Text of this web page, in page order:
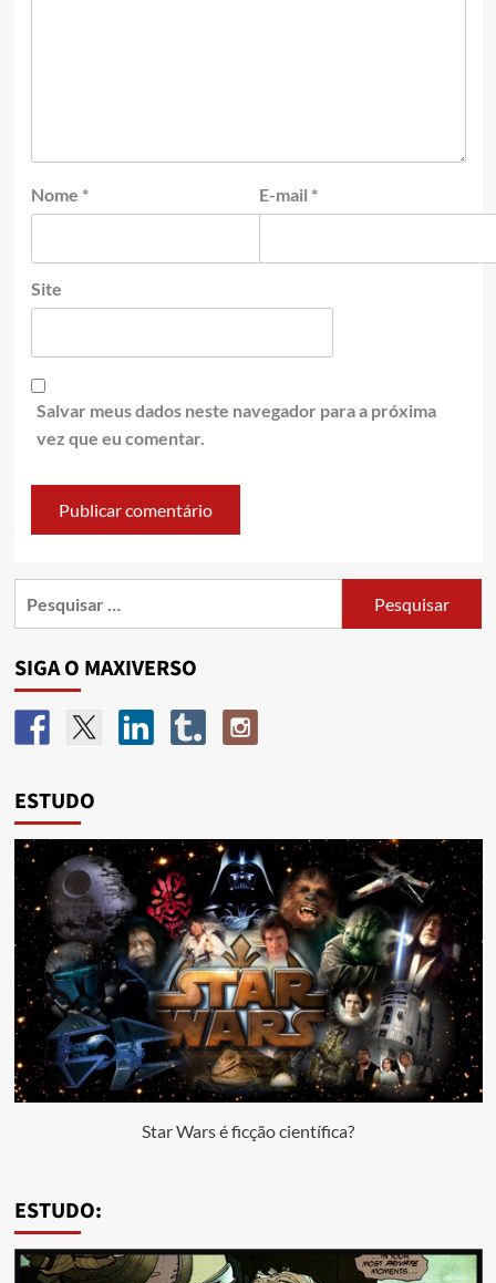
Nome * E-mail *
Site
Salvar meus dados neste navegador para a próxima
vez que eu comentar.
SIGA O MAXIVERSO
ESTUDO
Star Wars é ficção científica?
ESTUDO: